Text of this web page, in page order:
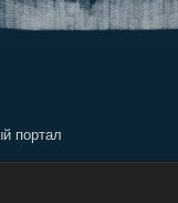
портал